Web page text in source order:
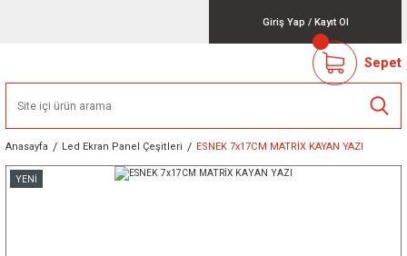
Giriş Yap / Kayıt Ol
Sepet
Anasayfa Led Ekran Panel Çeşitleri ESNEK 7x17CM MATRİX KAYAN YAZI
YENİ